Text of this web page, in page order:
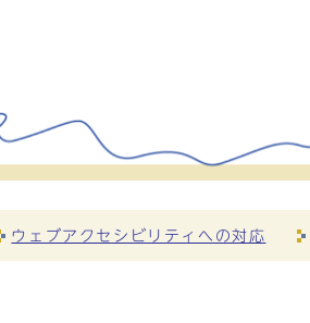
ウェブアクセシビリティへの対応